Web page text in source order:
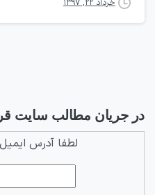
خرداد ۲۲, ۱۳۹۷
در جریان مطالب سایت
لطفا آدرس